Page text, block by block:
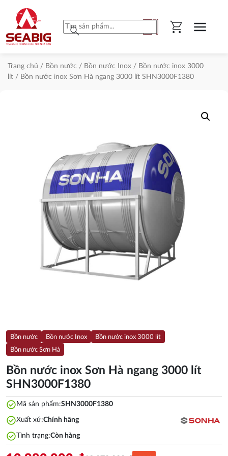
search shopping_cart menu
Trang chủ / Bồn nước / Bồn nước Inox / Bồn nước inox 3000
lít / Bồn nước inox Sơn Hà ngang 3000 lít SHN3000F1380
Bồn nước Bồn nước Inox
Bồn nước inox 3000 lít
Bồn nước Sơn Hà
Bồn nước inox Sơn Hà ngang 3000 lít
SHN3000F1380
check_circle Mã sản phẩm:SHN3000F1380
check_circleXuất xứ:Chính hãng
check_circleTình trạng:Còn hàng